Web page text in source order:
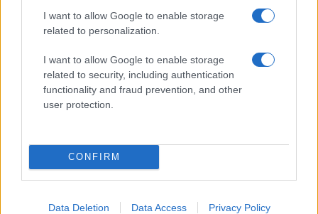
I want to allow Google to enable storage
related to personalization.
I want to allow Google to enable storage
related to security, including authentication
functionality and fraud prevention, and other
user protection.
CONFIRM
Data Deletion Data Access Privacy Policy